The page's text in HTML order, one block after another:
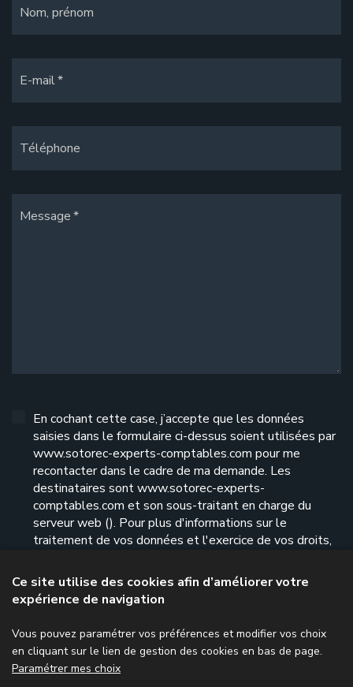
Nom, prénom
E-mail
Téléphone
Message
En cochant cette case, j’accepte que les données
saisies dans le formulaire ci-dessus soient utilisées par
www.sotorec-experts-comptables.com pour me
recontacter dans le cadre de ma demande. Les
destinataires sont www.sotorec-experts-
comptables.com et son sous-traitant en charge du
serveur web (). Pour plus d'informations sur le
traitement de vos données et l'exercice de vos droits,
Envoyer le formulaire
Ce site utilise des cookies afin d’améliorer votre
expérience de navigation
Vous pouvez paramétrer vos préférences et modifier vos choix
en cliquant sur le lien de gestion des cookies en bas de page.
Paramétrer mes choix